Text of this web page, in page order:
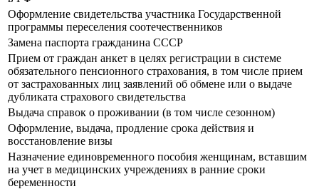
Оформление свидетельства участника Государственной
программы переселения соотечественников
Замена паспорта гражданина СССР
Прием от граждан анкет в целях регистрации в системе
обязательного пенсионного страхования, в том числе прием
от застрахованных лиц заявлений об обмене или о выдаче
дубликата страхового свидетельства
Выдача справок о проживании (в том числе сезонном)
Оформление, выдача, продление срока действия и
восстановление визы
Назначение единовременного пособия женщинам, вставшим
на учет в медицинских учреждениях в ранние сроки
беременности